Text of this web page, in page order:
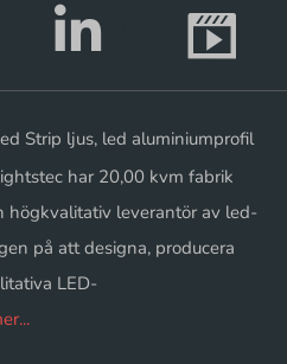
Strip ljus, led aluminiumprofil
har 20,00 kvm fabrik
högkvalitativ leverantör av led-
på att designa, producera
LED-